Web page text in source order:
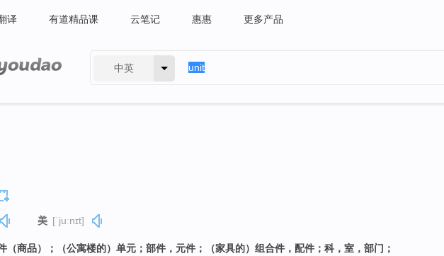
译 有道精品课 云笔记 惠惠 更多产品
中英
美 [ˈjuːnɪt]
（商品）；（公寓楼的）单元；部件，元件；（家具的）组合件，配件；科，室，部门；